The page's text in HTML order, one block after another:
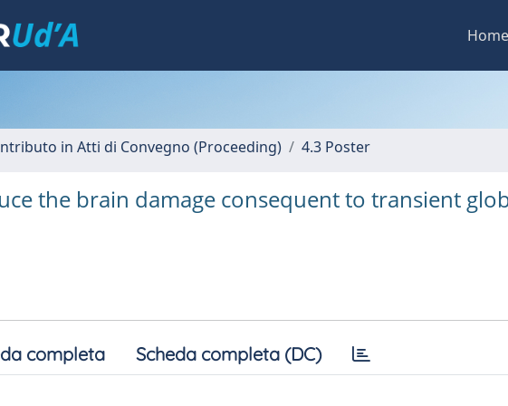
Home
in Atti di Convegno (Proceeding) 4.3 Poster
the brain damage consequent to transient
completa Scheda completa (DC)